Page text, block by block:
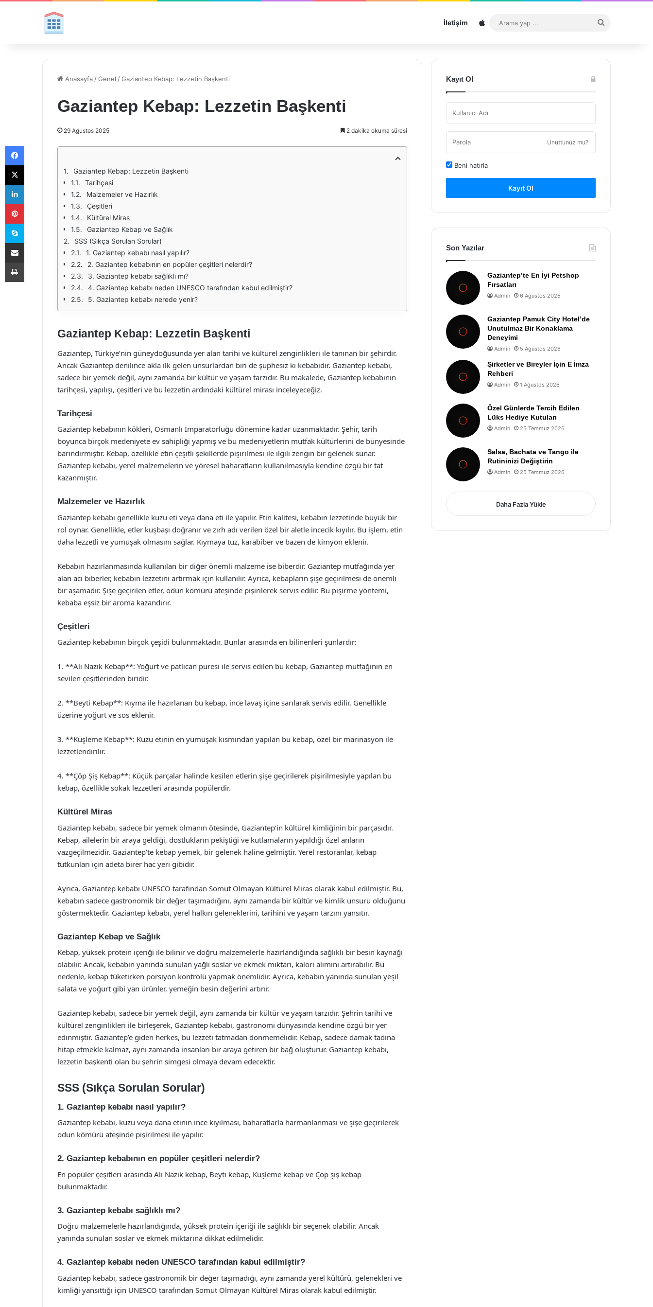
İletişim Sitemap
...
Anasayfa /Genel /Gaziantep Kebap: Lezzetin Başkenti
Gaziantep Kebap: Lezzetin Başkenti
29 Ağustos 2025 2 dakika okuma süresi
Gaziantep Kebap: Lezzetin Başkenti
Tarihçesi
Malzemeler ve Hazırlık
Çeşitleri
Kültürel Miras
Gaziantep Kebap ve Sağlık
SSS (Sıkça Sorulan Sorular)
1. Gaziantep kebabı nasıl yapılır?
2. Gaziantep kebabının en popüler çeşitleri nelerdir?
3. Gaziantep kebabı sağlıklı mı?
4. Gaziantep kebabı neden UNESCO tarafından kabul edilmiştir?
5. Gaziantep kebabı nerede yenir?
Gaziantep Kebap: Lezzetin Başkenti
Gaziantep, Türkiye’nin güneydoğusunda yer alan tarihi ve kültürel zenginlikleri ile tanınan bir şehirdir.
Ancak Gaziantep denilince akla ilk gelen unsurlardan biri de şüphesiz ki kebabıdır. Gaziantep kebabı,
sadece bir yemek değil, aynı zamanda bir kültür ve yaşam tarzıdır. Bu makalede, Gaziantep kebabının
tarihçesi, yapılışı, çeşitleri ve bu lezzetin ardındaki kültürel mirası inceleyeceğiz.
Tarihçesi
Gaziantep kebabının kökleri, Osmanlı İmparatorluğu dönemine kadar uzanmaktadır. Şehir, tarih
boyunca birçok medeniyete ev sahipliği yapmış ve bu medeniyetlerin mutfak kültürlerini de bünyesinde
barındırmıştır. Kebap, özellikle etin çeşitli şekillerde pişirilmesi ile ilgili zengin bir gelenek sunar.
Gaziantep kebabı, yerel malzemelerin ve yöresel baharatların kullanılmasıyla kendine özgü bir tat
kazanmıştır.
Malzemeler ve Hazırlık
Gaziantep kebabı genellikle kuzu eti veya dana eti ile yapılır. Etin kalitesi, kebabın lezzetinde büyük bir
rol oynar. Genellikle, etler kuşbaşı doğranır ve zırh adı verilen özel bir aletle incecik kıyılır. Bu işlem, etin
daha lezzetli ve yumuşak olmasını sağlar. Kıymaya tuz, karabiber ve bazen de kimyon eklenir.
Kebabın hazırlanmasında kullanılan bir diğer önemli malzeme ise biberdir. Gaziantep mutfağında yer
alan acı biberler, kebabın lezzetini artırmak için kullanılır. Ayrıca, kebapların şişe geçirilmesi de önemli
bir aşamadır. Şişe geçirilen etler, odun kömürü ateşinde pişirilerek servis edilir. Bu pişirme yöntemi,
kebaba eşsiz bir aroma kazandırır.
Çeşitleri
Gaziantep kebabının birçok çeşidi bulunmaktadır. Bunlar arasında en bilinenleri şunlardır:
1. **Ali Nazik Kebap**: Yoğurt ve patlıcan püresi ile servis edilen bu kebap, Gaziantep mutfağının en
sevilen çeşitlerinden biridir.
2. **Beyti Kebap**: Kıyma ile hazırlanan bu kebap, ince lavaş içine sarılarak servis edilir. Genellikle
üzerine yoğurt ve sos eklenir.
3. **Küşleme Kebap**: Kuzu etinin en yumuşak kısmından yapılan bu kebap, özel bir marinasyon ile
lezzetlendirilir.
4. **Çöp Şiş Kebap**: Küçük parçalar halinde kesilen etlerin şişe geçirilerek pişirilmesiyle yapılan bu
kebap, özellikle sokak lezzetleri arasında popülerdir.
Kültürel Miras
Gaziantep kebabı, sadece bir yemek olmanın ötesinde, Gaziantep’in kültürel kimliğinin bir parçasıdır.
Kebap, ailelerin bir araya geldiği, dostlukların pekiştiği ve kutlamaların yapıldığı özel anların
vazgeçilmezidir. Gaziantep’te kebap yemek, bir gelenek haline gelmiştir. Yerel restoranlar, kebap
tutkunları için adeta birer hac yeri gibidir.
Ayrıca, Gaziantep kebabı UNESCO tarafından Somut Olmayan Kültürel Miras olarak kabul edilmiştir. Bu,
kebabın sadece gastronomik bir değer taşımadığını, aynı zamanda bir kültür ve kimlik unsuru olduğunu
göstermektedir. Gaziantep kebabı, yerel halkın geleneklerini, tarihini ve yaşam tarzını yansıtır.
Gaziantep Kebap ve Sağlık
Kebap, yüksek protein içeriği ile bilinir ve doğru malzemelerle hazırlandığında sağlıklı bir besin kaynağı
olabilir. Ancak, kebabın yanında sunulan yağlı soslar ve ekmek miktarı, kalori alımını artırabilir. Bu
nedenle, kebap tüketirken porsiyon kontrolü yapmak önemlidir. Ayrıca, kebabın yanında sunulan yeşil
salata ve yoğurt gibi yan ürünler, yemeğin besin değerini artırır.
Gaziantep kebabı, sadece bir yemek değil, aynı zamanda bir kültür ve yaşam tarzıdır. Şehrin tarihi ve
kültürel zenginlikleri ile birleşerek, Gaziantep kebabı, gastronomi dünyasında kendine özgü bir yer
edinmiştir. Gaziantep’e giden herkes, bu lezzeti tatmadan dönmemelidir. Kebap, sadece damak tadına
hitap etmekle kalmaz, aynı zamanda insanları bir araya getiren bir bağ oluşturur. Gaziantep kebabı,
lezzetin başkenti olan bu şehrin simgesi olmaya devam edecektir.
SSS (Sıkça Sorulan Sorular)
1. Gaziantep kebabı nasıl yapılır?
Gaziantep kebabı, kuzu veya dana etinin ince kıyılması, baharatlarla harmanlanması ve şişe geçirilerek
odun kömürü ateşinde pişirilmesi ile yapılır.
2. Gaziantep kebabının en popüler çeşitleri nelerdir?
En popüler çeşitleri arasında Ali Nazik kebap, Beyti kebap, Küşleme kebap ve Çöp şiş kebap
bulunmaktadır.
3. Gaziantep kebabı sağlıklı mı?
Doğru malzemelerle hazırlandığında, yüksek protein içeriği ile sağlıklı bir seçenek olabilir. Ancak
yanında sunulan soslar ve ekmek miktarına dikkat edilmelidir.
4. Gaziantep kebabı neden UNESCO tarafından kabul edilmiştir?
Gaziantep kebabı, sadece gastronomik bir değer taşımadığı, aynı zamanda yerel kültürü, gelenekleri ve
kimliği yansıttığı için UNESCO tarafından Somut Olmayan Kültürel Miras olarak kabul edilmiştir.
Kayıt Ol
Unuttunuz mu?
Beni hatırla
Kayıt Ol
Son Yazılar
Gaziantep’te En İyi Petshop
Fırsatları
Admin 6 Ağustos 2026
Gaziantep Pamuk City Hotel’de
Unutulmaz Bir Konaklama
Deneyimi
Admin 5 Ağustos 2026
Şirketler ve Bireyler İçin E İmza
Rehberi
Admin 1 Ağustos 2026
Özel Günlerde Tercih Edilen
Lüks Hediye Kutuları
Admin 25 Temmuz 2026
Salsa, Bachata ve Tango ile
Rutininizi Değiştirin
Admin 25 Temmuz 2026
Daha Fazla Yükle
Facebook
X
LinkedIn
Pinterest
Skype
E-Posta ile paylaş